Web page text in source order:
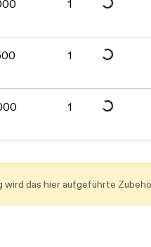
1 Daten werden geladen. Bitte warten...
1 Daten werden geladen. Bitte warten...
1 Daten werden geladen. Bitte warten...
das hier aufgeführte